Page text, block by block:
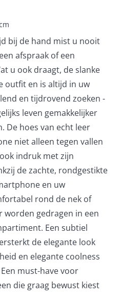
bij de hand mist u nooit
afspraak of een
u ook draagt, de slanke
outfit en is altijd in uw
en tijdrovend zoeken -
leven gemakkelijker
De hoes van echt leer
niet alleen tegen vallen
indruk met zijn
de zachte, rondgestikte
en uw
rond de nek of
worden gedragen in een
Een subtiel
de elegante look
en elegante coolness
must-have voor
die graag bewust kiest